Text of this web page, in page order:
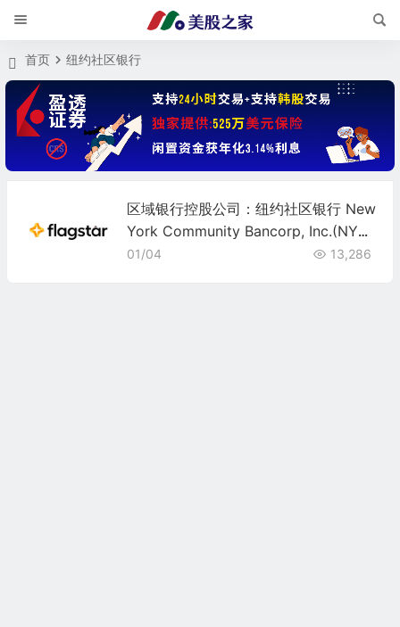
首页 纽约社区银行
区域银行控股公司：纽约社区银行 New
York Community Bancorp, Inc.(NYC
B)
01/04 13,286